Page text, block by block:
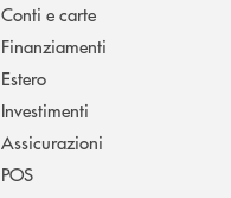
Conti e carte
Finanziamenti
Estero
Investimenti
Assicurazioni
POS